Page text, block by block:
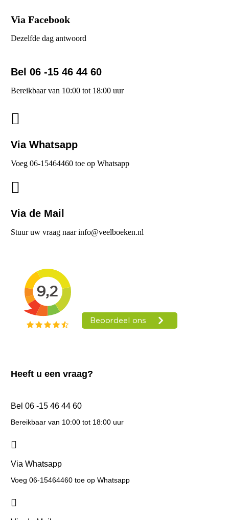
Via Facebook
Dezelfde dag antwoord
Bel 06 -15 46 44 60
Bereikbaar van 10:00 tot 18:00 uur
Via Whatsapp
Voeg 06-15464460 toe op Whatsapp
Via de Mail
Stuur uw vraag naar info@veelboeken.nl
Heeft u een vraag?
Bel 06 -15 46 44 60
Bereikbaar van 10:00 tot 18:00 uur
Via Whatsapp
Voeg 06-15464460 toe op Whatsapp